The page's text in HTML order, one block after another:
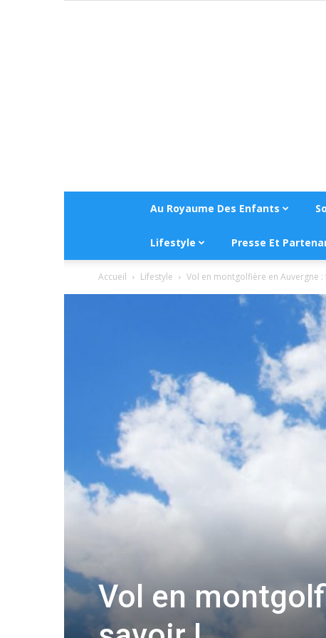
Au Royaume Des Enfants
Lifestyle Presse Et
Accueil Lifestyle Vol en montgolfière en Auvergne
Vol en